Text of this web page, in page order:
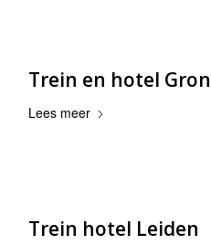
Trein en hotel
Lees meer
Trein hotel Leiden